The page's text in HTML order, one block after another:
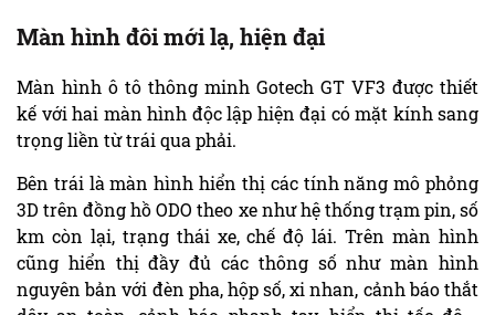
Màn hình đôi mới lạ, hiện đại
Màn hình ô tô thông minh Gotech GT VF3 được thiết
kế với hai màn hình độc lập hiện đại có mặt kính sang
trọng liền từ trái qua phải.
Bên trái là màn hình hiển thị các tính năng mô phỏng
3D trên đồng hồ ODO theo xe như hệ thống trạm pin, số
km còn lại, trạng thái xe, chế độ lái. Trên màn hình
cũng hiển thị đầy đủ các thông số như màn hình
nguyên bản với đèn pha, hộp số, xi nhan, cảnh báo thắt